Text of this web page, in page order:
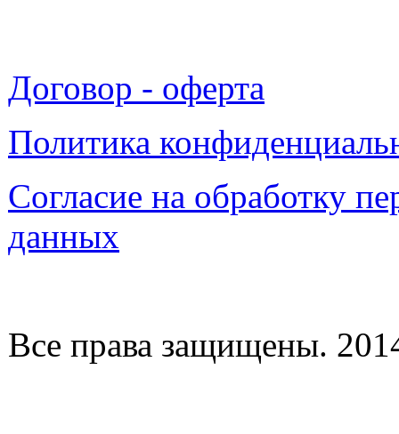
Договор - оферта
Политика
Согласие на обработку
данных
Все права защищены.